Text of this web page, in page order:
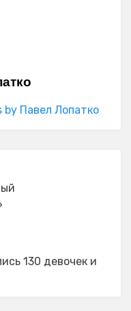
by Павел Лопатко
130 девочек и